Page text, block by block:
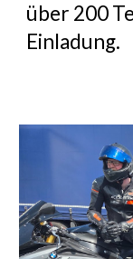
über 200
Einladung.